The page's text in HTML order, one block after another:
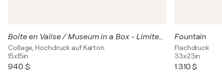
Boite en Valise / Museum in a Box - Limited edition art-box
Collage, Hochdruck auf Karton
15x15in
940 $
Fountain
Flachdruck
33x23in
1.310 $